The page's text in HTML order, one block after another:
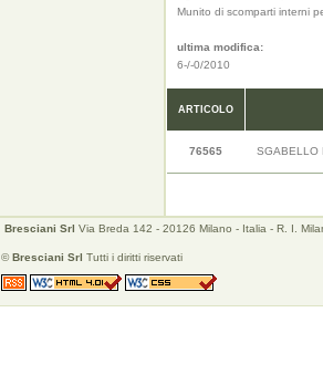
Munito di scomparti interni
ultima modifica:
6-/-0/2010
ARTICOLO
76565 SGABELLO
Bresciani Srl Via Breda 142 - 20126 Milano - Italia - R. I.
©Bresciani Srl Tutti i diritti riservati